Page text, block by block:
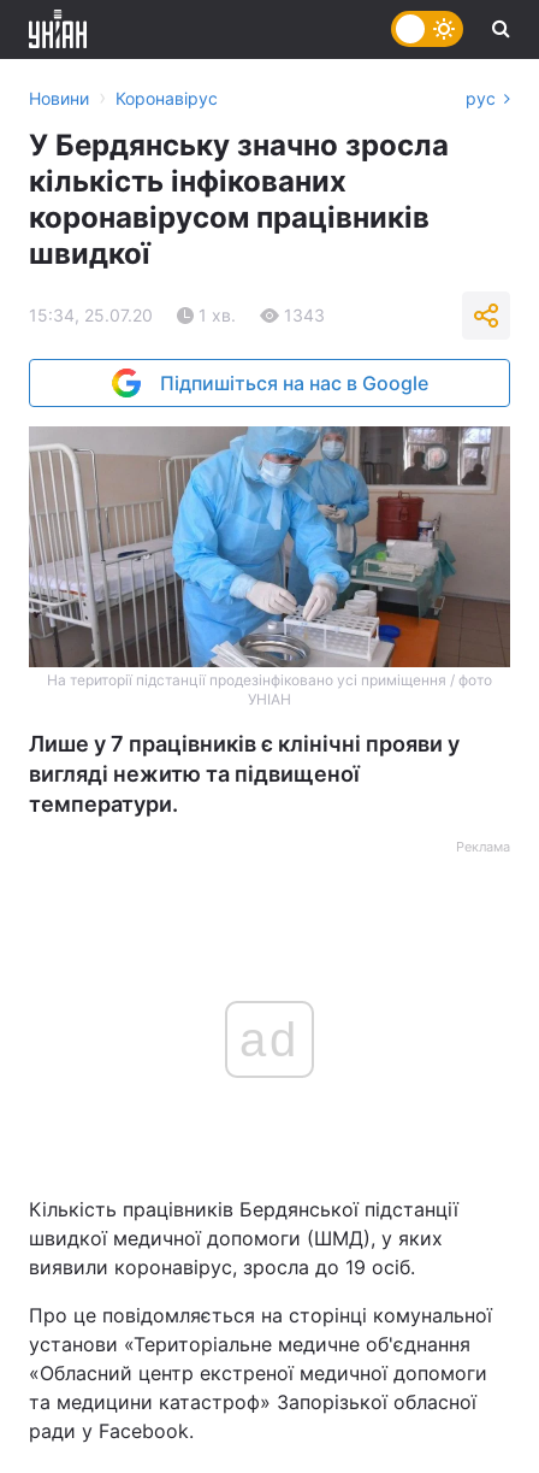
Україна Політика
Спорт Наука
Техно і зв'язок Лайт
Зброя
Новини › Коронавірус рус
У Бердянську значно зросла
кількість інфікованих
коронавірусом працівників
швидкої
15:34, 25.07.20 1 хв. 1343
Підпишіться на нас в Google
На території підстанції продезінфіковано усі приміщення / фото
УНІАН
Лише у 7 працівників є клінічні прояви у
вигляді нежитю та підвищеної
температури.
Реклама
ad
Кількість працівників Бердянської підстанції
швидкої медичної допомоги (ШМД), у яких
виявили коронавірус, зросла до 19 осіб.
Про це повідомляється на сторінці комунальної
установи «Територіальне медичне об'єднання
«Обласний центр екстреної медичної допомоги
та медицини катастроф» Запорізької обласної
ради у Facebook.